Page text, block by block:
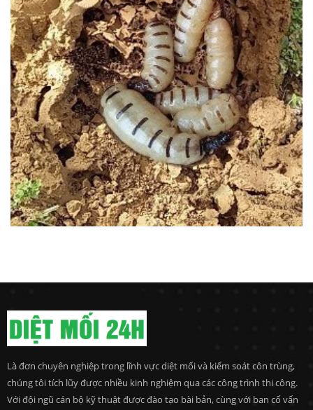
Là đơn chuyên nghiệp trong lĩnh vực diệt mối và kiểm soát côn trùng,
chúng tôi tích lũy được nhiều kinh nghiệm qua các công trình thi công.
Với đội ngũ cán bộ kỹ thuật được đào tạo bài bản, cùng với ban cố vấn